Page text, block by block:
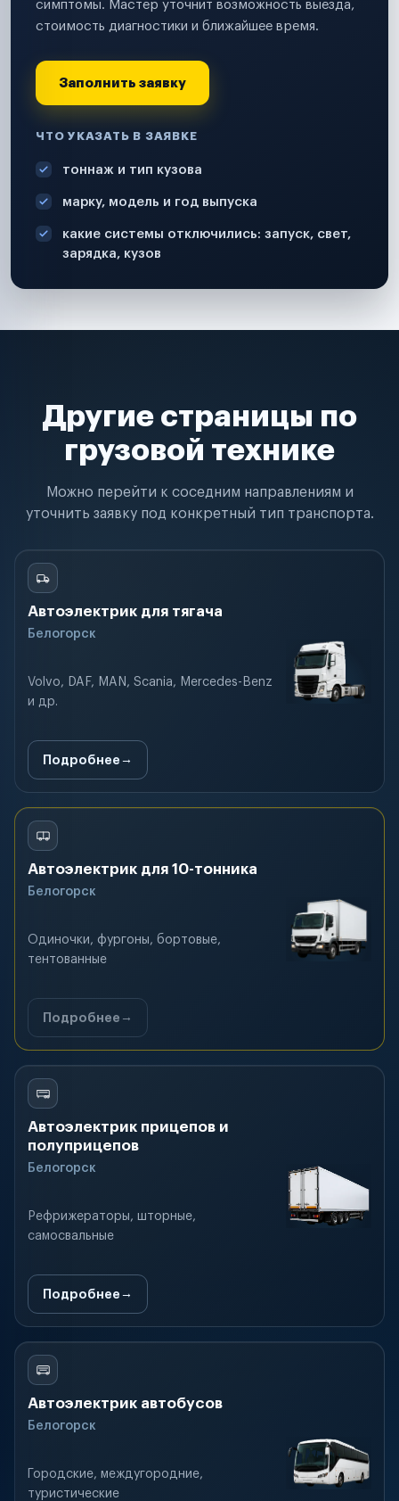
симптомы. Мастер уточнит возможность выезда,
стоимость диагностики и ближайшее время.
Заполнить заявку
ЧТО УКАЗАТЬ В ЗАЯВКЕ
тоннаж и тип кузова
марку, модель и год выпуска
какие системы отключились: запуск, свет,
зарядка, кузов
Другие страницы по
грузовой технике
Можно перейти к соседним направлениям и
уточнить заявку под конкретный тип транспорта.
Автоэлектрик для тягача
Белогорск
Volvo, DAF, MAN, Scania, Mercedes-Benz
и др.
Подробнее
Автоэлектрик для 10-тонника
Белогорск
Одиночки, фургоны, бортовые,
тентованные
Подробнее
Автоэлектрик прицепов и
полуприцепов
Белогорск
Рефрижераторы, шторные,
самосвальные
Подробнее
Автоэлектрик автобусов
Белогорск
Городские, междугородние,
туристические